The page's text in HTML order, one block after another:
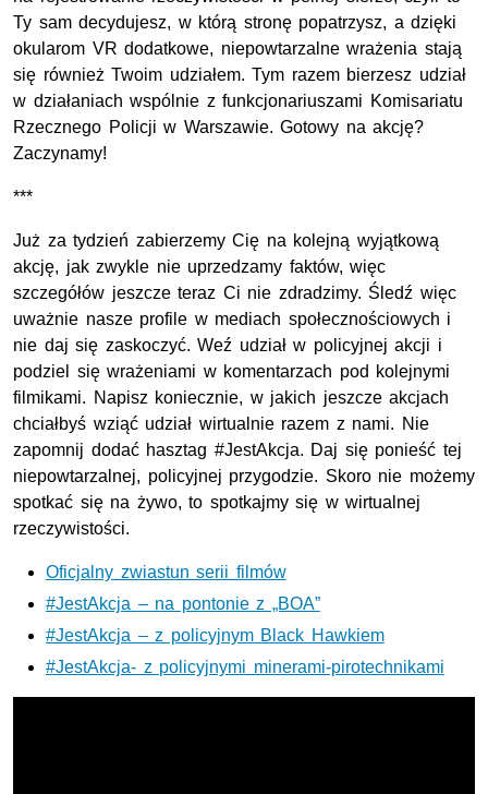
Ty sam decydujesz, w którą stronę popatrzysz, a dzięki
okularom VR dodatkowe, niepowtarzalne wrażenia stają
się również Twoim udziałem. Tym razem bierzesz udział
w działaniach wspólnie z funkcjonariuszami Komisariatu
Rzecznego Policji w Warszawie. Gotowy na akcję?
Zaczynamy!
***
Już za tydzień zabierzemy Cię na kolejną wyjątkową
akcję, jak zwykle nie uprzedzamy faktów, więc
szczegółów jeszcze teraz Ci nie zdradzimy. Śledź więc
uważnie nasze profile w mediach społecznościowych i
nie daj się zaskoczyć. Weź udział w policyjnej akcji i
podziel się wrażeniami w komentarzach pod kolejnymi
filmikami. Napisz koniecznie, w jakich jeszcze akcjach
chciałbyś wziąć udział wirtualnie razem z nami. Nie
zapomnij dodać hasztag #JestAkcja. Daj się ponieść tej
niepowtarzalnej, policyjnej przygodzie. Skoro nie możemy
spotkać się na żywo, to spotkajmy się w wirtualnej
rzeczywistości.
Oficjalny zwiastun serii filmów
#JestAkcja – na pontonie z „BOA”
#JestAkcja – z policyjnym Black Hawkiem
#JestAkcja- z policyjnymi minerami-pirotechnikami